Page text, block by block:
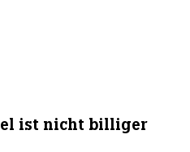
Verhandlung im Juni
ist nicht billiger